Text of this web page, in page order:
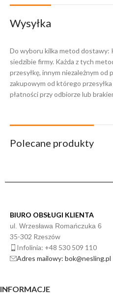
Wysyłka
Do wyboru kilka metod dostawy:
siedzibie firmy. Każda z tych
przesyłkę, innym niezależnym od
zakupowym od którego
płatności przy odbiorze lub
Polecane produkty
BIURO OBSŁUGI KLIENTA
ul. Wrzesława Romańczuka 6
35-302 Rzeszów
Infolinia: +48 530 509 110
Adres mailowy: bok@nesling.pl
INFORMACJE